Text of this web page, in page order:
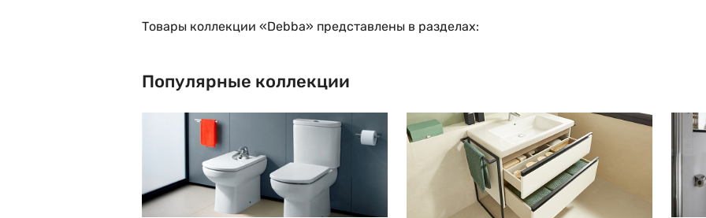
Товары коллекции «Debba» представлены в разделах:
Популярные коллекции